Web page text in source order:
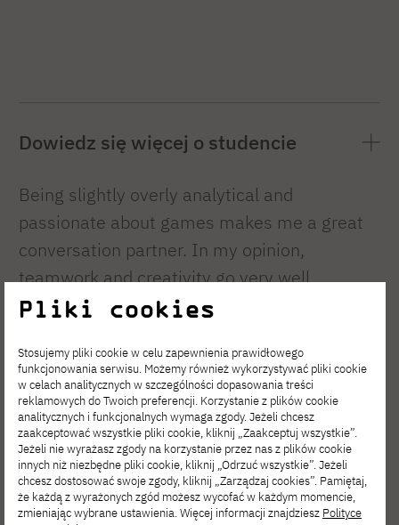
Dowiedz się więcej o studencie
Being slightly overly analytical and
passionate about games makes me a great
conversation partner. In my opinion,
teamwork and creativity go very well
together, and I strive to demonstrate that in
will gladly take on any challenge that may
arise:)
Rafael
Moroz
Pliki cookies
Stosujemy pliki cookie w celu zapewnienia prawidłowego
funkcjonowania serwisu. Możemy również wykorzystywać pliki cookie
w celach analitycznych w szczególności dopasowania treści
reklamowych do Twoich preferencji. Korzystanie z plików cookie
analitycznych i funkcjonalnych wymaga zgody. Jeżeli chcesz
zaakceptować wszystkie pliki cookie, kliknij „Zaakceptuj wszystkie”.
Jeżeli nie wyrażasz zgody na korzystanie przez nas z plików cookie
innych niż niezbędne pliki cookie, kliknij „Odrzuć wszystkie”. Jeżeli
chcesz dostosować swoje zgody, kliknij „Zarządzaj cookies”. Pamiętaj,
że każdą z wyrażonych zgód możesz wycofać w każdym momencie,
zmieniając wybrane ustawienia. Więcej informacji znajdziesz Polityce